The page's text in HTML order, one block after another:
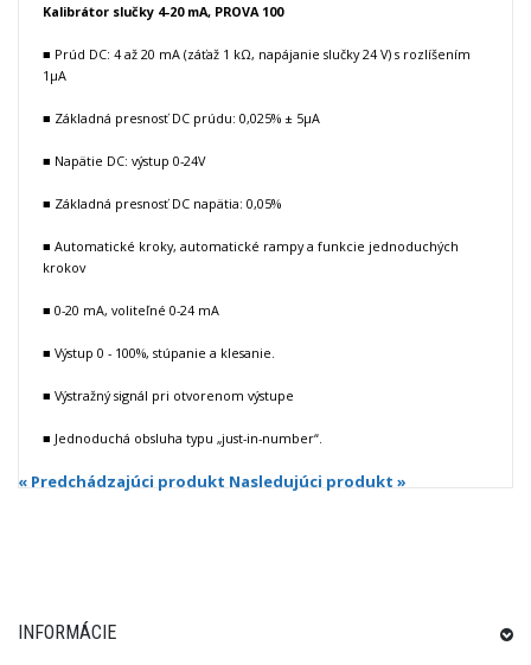
Kalibrátor slučky 4-20 mA, PROVA 100
■ Prúd DC: 4 až 20 mA (záťaž 1 kΩ, napájanie slučky 24 V) s rozlíšením
1μA
■ Základná presnosť DC prúdu: 0,025% ± 5μA
■ Napätie DC: výstup 0-24V
■ Základná presnosť DC napätia: 0,05%
■ Automatické kroky, automatické rampy a funkcie jednoduchých
krokov
■ 0-20 mA, voliteľné 0-24 mA
■ Výstup 0 - 100%, stúpanie a klesanie.
■ Výstražný signál pri otvorenom výstupe
■ Jednoduchá obsluha typu „just-in-number“.
« Predchádzajúci produkt Nasledujúci produkt »
INFORMÁCIE